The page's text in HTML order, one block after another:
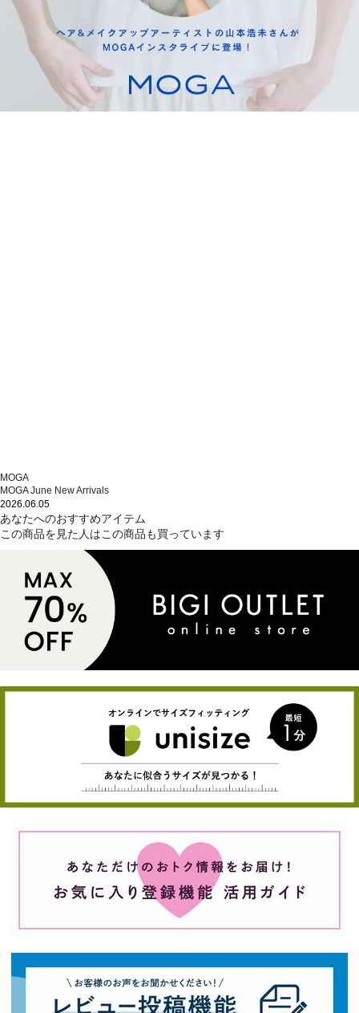
MOGA
MOGA June New Arrivals
2026.06.05
あなたへのおすすめアイテム
この商品を見た人はこの商品も買っています